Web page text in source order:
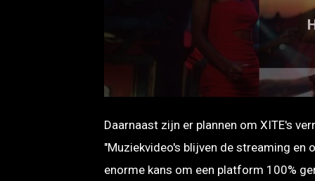
Daarnaast zijn er plannen om XITE's
"Muziekvideo's blijven de streaming en
enorme kans om een platform 100%